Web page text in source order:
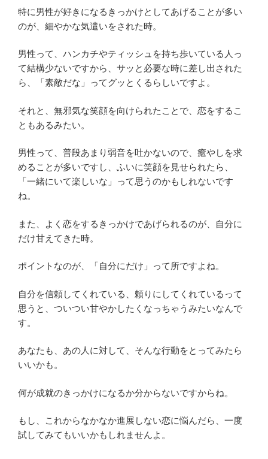
特に男性が好きになるきっかけとしてあげることが多い
のが、細やかな気遣いをされた時。
男性って、ハンカチやティッシュを持ち歩いている人っ
て結構少ないですから、サッと必要な時に差し出された
ら、「素敵だな」ってグッとくるらしいですよ。
それと、無邪気な笑顔を向けられたことで、恋をするこ
ともあるみたい。
男性って、普段あまり弱音を吐かないので、癒やしを求
めることが多いですし、ふいに笑顔を見せられたら、
「一緒にいて楽しいな」って思うのかもしれないです
ね。
また、よく恋をするきっかけであげられるのが、自分に
だけ甘えてきた時。
ポイントなのが、「自分にだけ」って所ですよね。
自分を信頼してくれている、頼りにしてくれているって
思うと、ついつい甘やかしたくなっちゃうみたいなんで
す。
あなたも、あの人に対して、そんな行動をとってみたら
いいかも。
何が成就のきっかけになるか分からないですからね。
もし、これからなかなか進展しない恋に悩んだら、一度
試してみてもいいかもしれませんよ。